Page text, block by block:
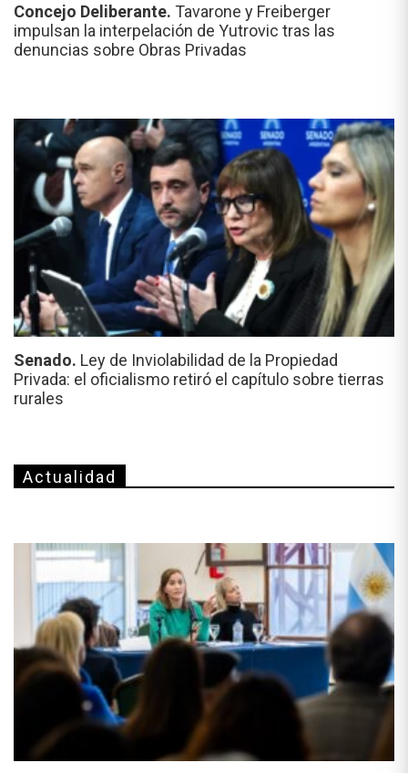
Concejo Deliberante. Tavarone y Freiberger
impulsan la interpelación de Yutrovic tras las
denuncias sobre Obras Privadas
Senado. Ley de Inviolabilidad de la Propiedad
Privada: el oficialismo retiró el capítulo sobre tierras
rurales
Actualidad